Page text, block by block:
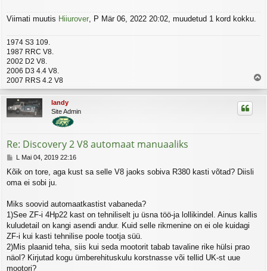
Viimati muutis Hiiurover, P Mär 06, 2022 20:02, muudetud 1 kord kokku.
1974 S3 109.
1987 RRC V8.
2002 D2 V8.
2006 D3 4.4 V8.
2007 RRS 4.2 V8
l
e
landy
Site Admin
Re: Discovery 2 V8 automaat manuaaliks
P
s
t
t
u
s
L Mai 04, 2019 22:16
Kõik on tore, aga kust sa selle V8 jaoks sobiva R380 kasti võtad? Diisli
oma ei sobi ju.
Miks soovid automaatkastist vabaneda?
1)See ZF-i 4Hp22 kast on tehniliselt ju üsna töö-ja lollikindel. Ainus kallis
kuludetail on kangi asendi andur. Kuid selle rikmenine on ei ole kuidagi
ZF-i kui kasti tehnilise poole tootja süü.
2)Mis plaanid teha, siis kui seda mootorit tabab tavaline rike hülsi prao
näol? Kirjutad kogu ümberehituskulu korstnasse või tellid UK-st uue
mootori?